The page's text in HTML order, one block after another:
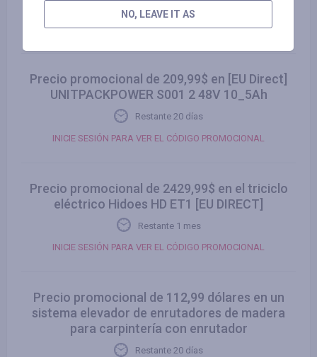
INICIE SESIÓN PARA VER EL CÓDIGO PROMOCIONAL
Precio promocional de 209,99$ en [EU Direct]
UNITPACKPOWER S001 2 48V 10_5Ah
Restante 20 días
INICIE SESIÓN PARA VER EL CÓDIGO PROMOCIONAL
Precio promocional de 2429,99$ en el triciclo
eléctrico Hidoes HD ET1 [EU DIRECT]
Restante 1 mes
INICIE SESIÓN PARA VER EL CÓDIGO PROMOCIONAL
Precio promocional de 112,99 dólares en un
sistema elevador de enrutadores de madera
para carpintería con enrutador
Restante 20 días
NO, LEAVE IT AS